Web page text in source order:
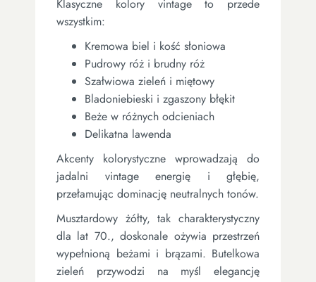
Klasyczne kolory vintage to przede
wszystkim:
Kremowa biel i kość słoniowa
Pudrowy róż i brudny róż
Szałwiowa zieleń i miętowy
Bladoniebieski i zgaszony błękit
Beże w różnych odcieniach
Delikatna lawenda
Akcenty kolorystyczne wprowadzają do
jadalni vintage energię i głębię,
przełamując dominację neutralnych tonów.
Musztardowy żółty, tak charakterystyczny
dla lat 70., doskonale ożywia przestrzeń
wypełnioną beżami i brązami. Butelkowa
zieleń przywodzi na myśl elegancję